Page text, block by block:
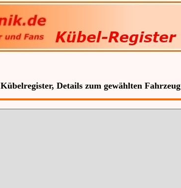
Kübelregister, Details zum gewählten Fahrzeug